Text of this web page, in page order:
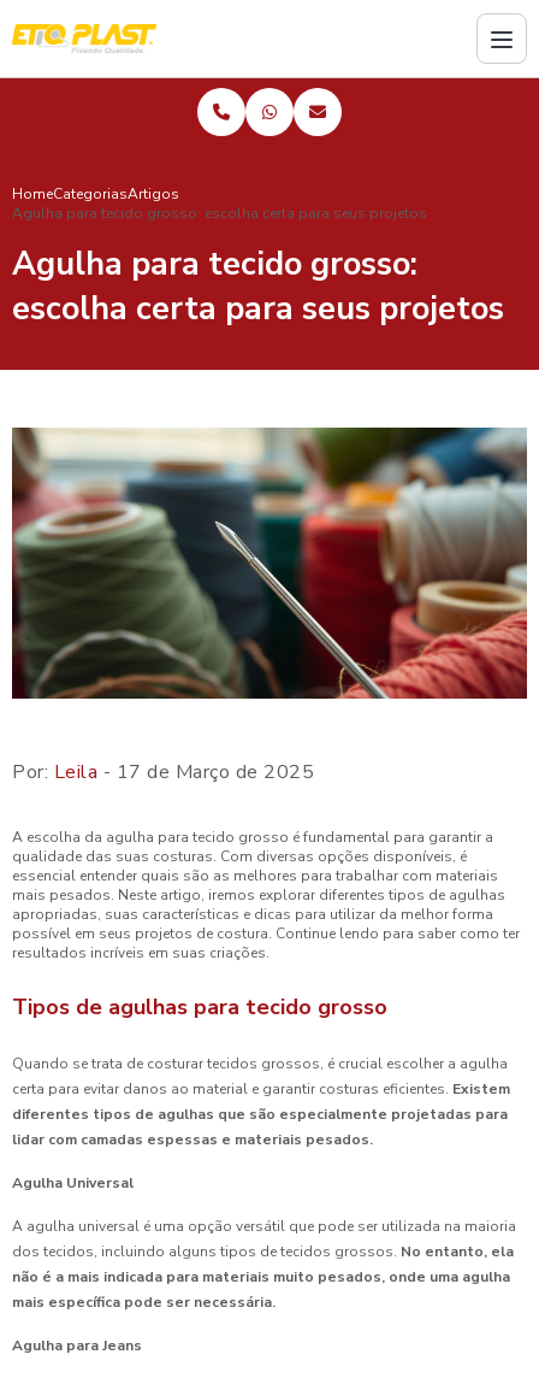
HomeCategoriasArtigos
Agulha para tecido grosso: escolha certa para seus projetos
Agulha para tecido grosso:
escolha certa para seus projetos
Por: Leila - 17 de Março de 2025
A escolha da agulha para tecido grosso é fundamental para garantir a
qualidade das suas costuras. Com diversas opções disponíveis, é
essencial entender quais são as melhores para trabalhar com materiais
mais pesados. Neste artigo, iremos explorar diferentes tipos de agulhas
apropriadas, suas características e dicas para utilizar da melhor forma
possível em seus projetos de costura. Continue lendo para saber como ter
resultados incríveis em suas criações.
Tipos de agulhas para tecido grosso
Quando se trata de costurar tecidos grossos, é crucial escolher a agulha
certa para evitar danos ao material e garantir costuras eficientes. Existem
diferentes tipos de agulhas que são especialmente projetadas para
lidar com camadas espessas e materiais pesados.
Agulha Universal
A agulha universal é uma opção versátil que pode ser utilizada na maioria
dos tecidos, incluindo alguns tipos de tecidos grossos. No entanto, ela
não é a mais indicada para materiais muito pesados, onde uma agulha
mais específica pode ser necessária.
Agulha para Jeans